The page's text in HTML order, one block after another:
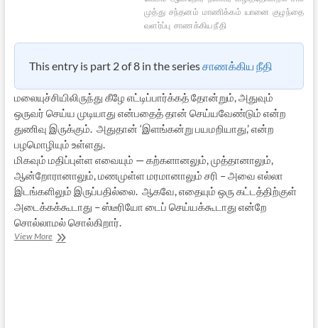
முத்து சந்தனம் மாணிக்கம் யானை குழந்தை
வளர்ப்பு சாணக்கிய நீதி
This entry is part 2 of 8 in the seriesசாணக்கிய நீதி
மலையுச்சியிலிருந்து கீழே எட்டிப்பார்க்கத் தோன்றும், அதுவும்
ஒருவர் செய்ய முடியாது என்பதைத் தான் செய்யவேண்டும் என்ற
துணிவு இருக்கும். அதுதான் ‘இளங்கன்று பயமறியாது,’ என்ற
பழமொழியும் உள்ளது.
மிகவும் மதிப்புள்ள எவையும் — கற்களானலும், முத்தானாலும்,
ஆன்றோரானாலும், மணமுள்ள மரமானாலும் சரி – அவை எல்லா
இடங்களிலும் இருப்பதில்லை. ஆகவே, எதையும் ஒரு கட்டத்திற்குள்
அடைக்கக்கூடாது – ஸ்டீரியோ டைப் செய்யக்கூடாது என்றே
சொல்லாமல் சொல்கிறார்.
View Moreசாணக்கிய